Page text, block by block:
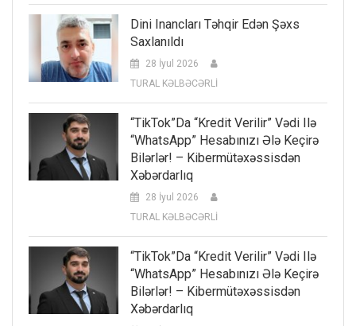
Dini Inancları Təhqir Edən Şəxs
Saxlanıldı
28 İyul 2026
TURAL KƏLBƏCƏRLİ
“TikTok”da “kredit Verilir” Vədi Ilə
“WhatsApp” Hesabınızı Ələ Keçirə
Bilərlər! – Kibermütəxəssisdən
Xəbərdarlıq
28 İyul 2026
TURAL KƏLBƏCƏRLİ
“TikTok”da “kredit Verilir” Vədi Ilə
“WhatsApp” Hesabınızı Ələ Keçirə
Bilərlər! – Kibermütəxəssisdən
Xəbərdarlıq